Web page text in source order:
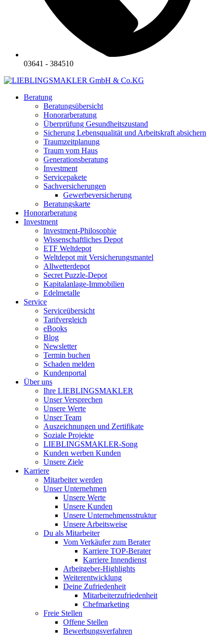
03641 - 384510
Beratung
Beratungsübersicht
Honorarberatung
Überprüfung Gesundheitszustand
Sicherung Lebensqualität und Arbeitskraft absichern
Traumzeitplanung
Traum vom Haus
Generationsberatung
Investment
Servicepakete
Sachversicherungen
Gewerbeversicherung
Beratungskarte
Honorarberatung
Investment
Investment-Philosophie
Wissenschaftliches Depot
ETF Weltdepot
Weltdepot mit Versicherungsmantel
Allwetterdepot
Secret Puzzle-Depot
Kapitalanlage-Immobilien
Edelmetalle
Service
Serviceübersicht
Tarifvergleich
eBooks
Blog
Newsletter
Termin buchen
Schaden melden
Kundenportal
Über uns
Ihre LIEBLINGSMAKLER
Unser Versprechen
Unsere Werte
Unser Team
Auszeichnungen und Zertifikate
Soziale Projekte
LIEBLINGSMAKLER-Song
Kunden werben Kunden
Unsere Ziele
Karriere
Mitarbeiter werden
Unser Unternehmen
Unsere Werte
Unsere Kunden
Unsere Unternehmensstruktur
Unsere Arbeitsweise
Du als Mitarbeiter
Vom Verkäufer zum Berater
Karriere TOP-Berater
Karriere Innendienst
Arbeitgeber-Highlights
Weiterentwicklung
Deine Zufriedenheit
Mitarbeiterzufriedenheit
Chefmarketing
Freie Stellen
Offene Stellen
Bewerbungsverfahren